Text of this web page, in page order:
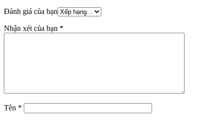
Đánh giá của bạn
Nhận xét của bạn *
Tên *